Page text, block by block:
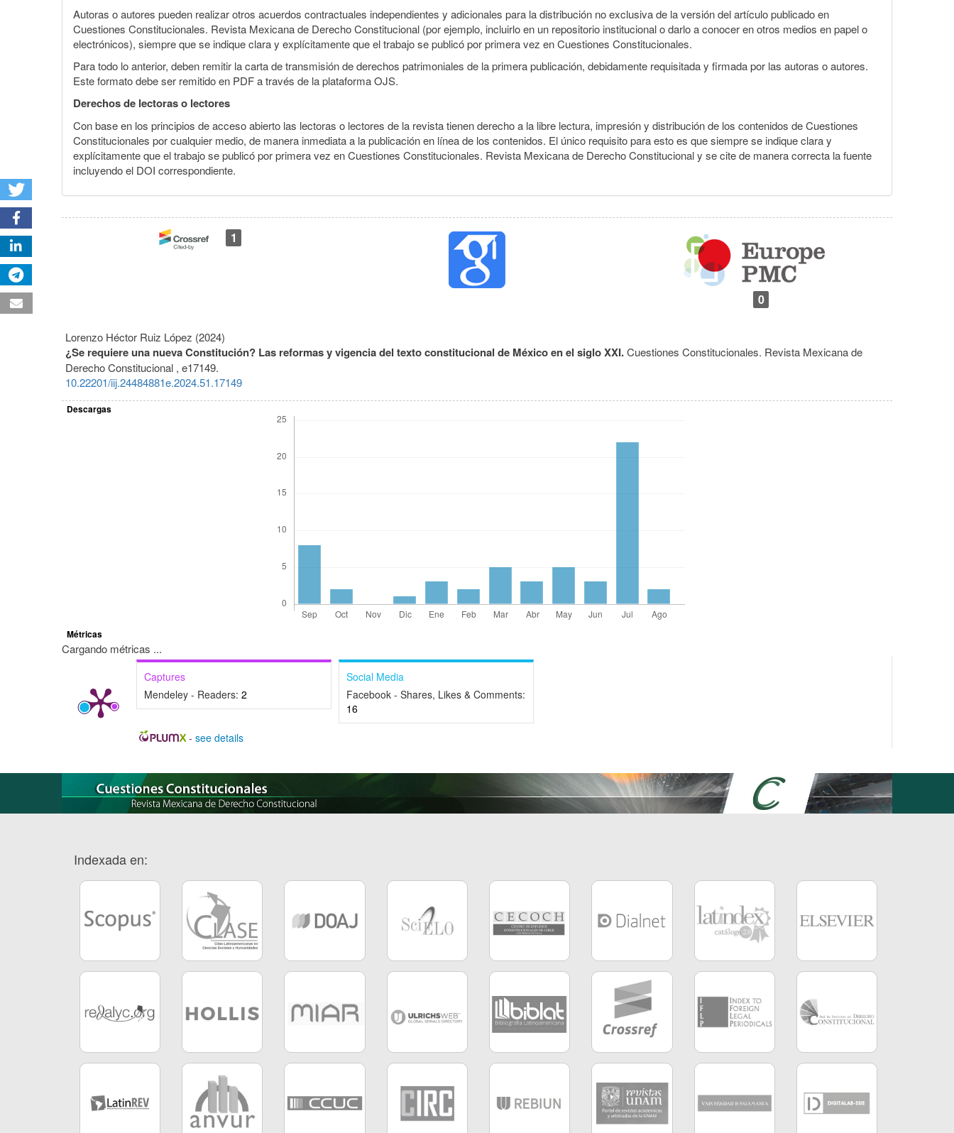
Autoras o autores pueden realizar otros acuerdos contractuales independientes y adicionales para la distribución no exclusiva de la versión del artículo publicado en
Cuestiones Constitucionales. Revista Mexicana de Derecho Constitucional (por ejemplo, incluirlo en un repositorio institucional o darlo a conocer en otros medios en papel o
electrónicos), siempre que se indique clara y explícitamente que el trabajo se publicó por primera vez en Cuestiones Constitucionales.
Para todo lo anterior, deben remitir la carta de transmisión de derechos patrimoniales de la primera publicación, debidamente requisitada y firmada por las autoras o autores.
Este formato debe ser remitido en PDF a través de la plataforma OJS.
Derechos de lectoras o lectores
Con base en los principios de acceso abierto las lectoras o lectores de la revista tienen derecho a la libre lectura, impresión y distribución de los contenidos de Cuestiones
Constitucionales por cualquier medio, de manera inmediata a la publicación en línea de los contenidos. El único requisito para esto es que siempre se indique clara y
explícitamente que el trabajo se publicó por primera vez en Cuestiones Constitucionales. Revista Mexicana de Derecho Constitucional y se cite de manera correcta la fuente
incluyendo el DOI correspondiente.
1
0
Lorenzo Héctor Ruiz López (2024)
¿Se requiere una nueva Constitución? Las reformas y vigencia del texto constitucional de México en el siglo XXI.Cuestiones Constitucionales. Revista Mexicana de
Derecho Constitucional , e17149.
10.22201/iij.24484881e.2024.51.17149
Descargas
Métricas
Cargando métricas ...
Captures
Mendeley - Readers: 2
Social Media
Facebook - Shares, Likes & Comments:
16
- see details
Indexada en: